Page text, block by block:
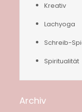
Kreativ
Lachyoga
Schreib-
Spiritualität
Archiv